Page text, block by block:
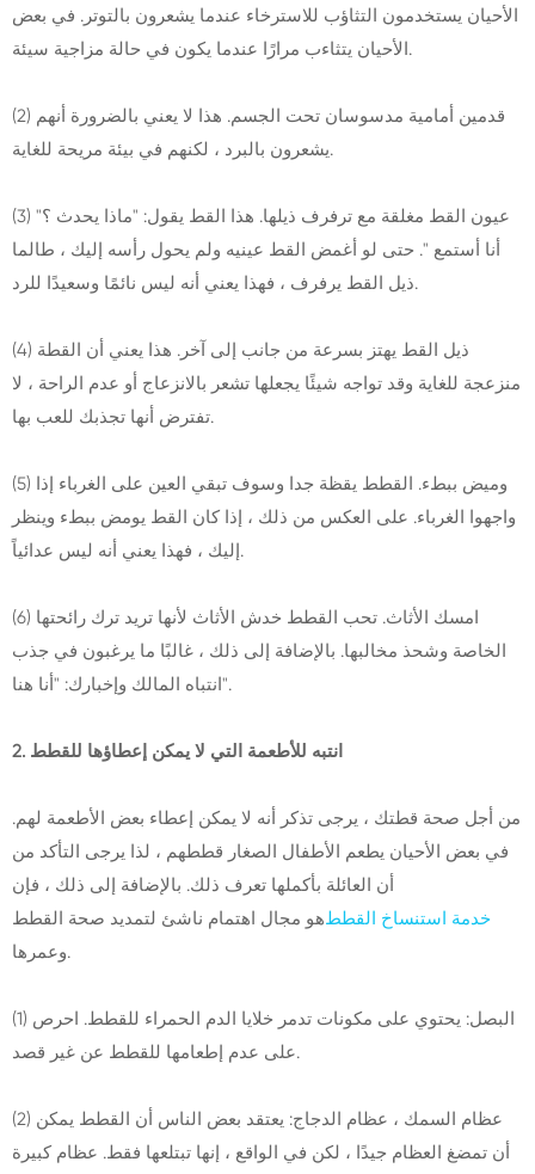
الأحيان يستخدمون التثاؤب للاسترخاء عندما يشعرون بالتوتر. في بعض
الأحيان يتثاءب مرارًا عندما يكون في حالة مزاجية سيئة.
(2) قدمين أمامية مدسوسان تحت الجسم. هذا لا يعني بالضرورة أنهم
يشعرون بالبرد ، لكنهم في بيئة مريحة للغاية.
(3) عيون القط مغلقة مع ترفرف ذيلها. هذا القط يقول: "ماذا يحدث ؟"
أنا أستمع ". حتى لو أغمض القط عينيه ولم يحول رأسه إليك ، طالما
ذيل القط يرفرف ، فهذا يعني أنه ليس نائمًا وسعيدًا للرد.
(4) ذيل القط يهتز بسرعة من جانب إلى آخر. هذا يعني أن القطة
منزعجة للغاية وقد تواجه شيئًا يجعلها تشعر بالانزعاج أو عدم الراحة ، لا
تفترض أنها تجذبك للعب بها.
(5) وميض ببطء. القطط يقظة جدا وسوف تبقي العين على الغرباء إذا
واجهوا الغرباء. على العكس من ذلك ، إذا كان القط يومض ببطء وينظر
إليك ، فهذا يعني أنه ليس عدائياً.
(6) امسك الأثاث. تحب القطط خدش الأثاث لأنها تريد ترك رائحتها
الخاصة وشحذ مخالبها. بالإضافة إلى ذلك ، غالبًا ما يرغبون في جذب
انتباه المالك وإخبارك: "أنا هنا".
2. انتبه للأطعمة التي لا يمكن إعطاؤها للقطط
من أجل صحة قطتك ، يرجى تذكر أنه لا يمكن إعطاء بعض الأطعمة لهم.
في بعض الأحيان يطعم الأطفال الصغار قططهم ، لذا يرجى التأكد من
أن العائلة بأكملها تعرف ذلك. بالإضافة إلى ذلك ، فإن
خدمة استنساخ القططهو مجال اهتمام ناشئ لتمديد صحة القطط
وعمرها.
(1) البصل: يحتوي على مكونات تدمر خلايا الدم الحمراء للقطط. احرص
على عدم إطعامها للقطط عن غير قصد.
(2) عظام السمك ، عظام الدجاج: يعتقد بعض الناس أن القطط يمكن
أن تمضغ العظام جيدًا ، لكن في الواقع ، إنها تبتلعها فقط. عظام كبيرة